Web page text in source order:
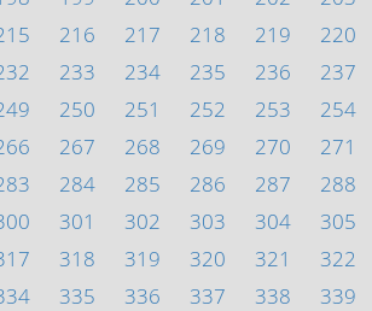
216 217 218 219 220
233 234 235 236 237
250 251 252 253 254
267 268 269 270 271
284 285 286 287 288
301 302 303 304 305
318 319 320 321 322
335 336 337 338 339